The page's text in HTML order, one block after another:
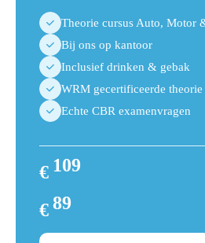
Theorie cursus Auto, Motor
Bij ons op kantoor
Inclusief drinken & gebak
WRM gecertificeerde theorie
Echte CBR examenvragen
€ 109
€89